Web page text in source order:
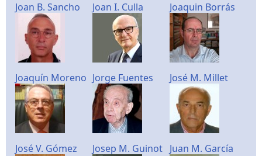
Joan B. Sancho Joan I. Culla Joaquin Borrás
Joaquín Moreno Jorge Fuentes José M. Millet
José V. Gómez Josep M. Guinot Juan M. García